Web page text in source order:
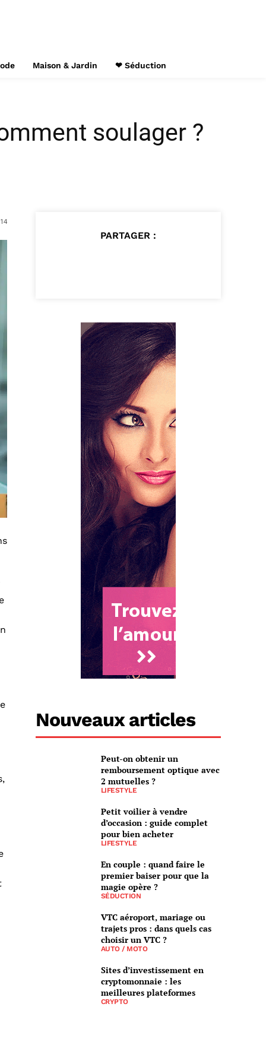
Maison & Jardin ❤ Séduction
soulager ?
PARTAGER :
Nouveaux articles
Peut-on obtenir un
remboursement optique avec
2 mutuelles ?
LIFESTYLE
Petit voilier à vendre
d’occasion : guide complet
pour bien acheter
LIFESTYLE
En couple : quand faire le
premier baiser pour que la
magie opère ?
SÉDUCTION
VTC aéroport, mariage ou
trajets pros : dans quels cas
choisir un VTC ?
AUTO / MOTO
Sites d’investissement en
cryptomonnaie : les
meilleures plateformes
CRYPTO